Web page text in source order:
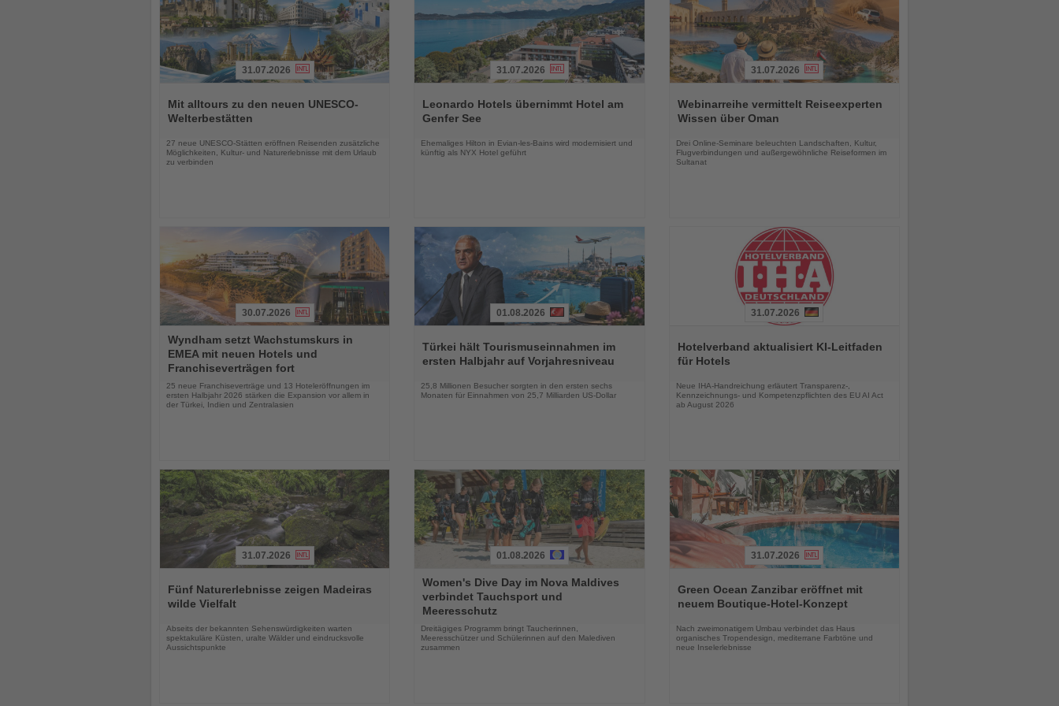
Sie
die
31.07.2026
Mit alltours zu den neuen UNESCO-
Welterbestätten
27 neue UNESCO-Stätten eröffnen Reisenden zusätzliche
Möglichkeiten, Kultur- und Naturerlebnisse mit dem Urlaub
zu verbinden
Sie
die
31.07.2026
Leonardo Hotels übernimmt Hotel am
Genfer See
Ehemaliges Hilton in Evian-les-Bains wird modernisiert und
künftig als NYX Hotel geführt
Sie
die
31.07.2026
Webinarreihe vermittelt Reiseexperten
Wissen über Oman
Drei Online-Seminare beleuchten Landschaften, Kultur,
Flugverbindungen und außergewöhnliche Reiseformen im
Sultanat
Sie
die
Nachrichten
30.07.2026
Wyndham setzt Wachstumskurs in
EMEA mit neuen Hotels und
Franchiseverträgen fort
25 neue Franchiseverträge und 13 Hoteleröffnungen im
ersten Halbjahr 2026 stärken die Expansion vor allem in
der Türkei, Indien und Zentralasien
Sie
die
01.08.2026
Türkei hält Tourismuseinnahmen im
ersten Halbjahr auf Vorjahresniveau
25,8 Millionen Besucher sorgten in den ersten sechs
Monaten für Einnahmen von 25,7 Milliarden US-Dollar
Sie
die
31.07.2026
Hotelverband aktualisiert KI-Leitfaden
für Hotels
Neue IHA-Handreichung erläutert Transparenz-,
Kennzeichnungs- und Kompetenzpflichten des EU AI Act
ab August 2026
Sie
die
31.07.2026
Fünf Naturerlebnisse zeigen Madeiras
wilde Vielfalt
Abseits der bekannten Sehenswürdigkeiten warten
spektakuläre Küsten, uralte Wälder und eindrucksvolle
Aussichtspunkte
Sie
die
Nachrichten
01.08.2026
Women's Dive Day im Nova Maldives
verbindet Tauchsport und
Meeresschutz
Dreitägiges Programm bringt Taucherinnen,
Meeresschützer und Schülerinnen auf den Malediven
zusammen
Sie
die
31.07.2026
Green Ocean Zanzibar eröffnet mit
neuem Boutique-Hotel-Konzept
Nach zweimonatigem Umbau verbindet das Haus
organisches Tropendesign, mediterrane Farbtöne und
neue Inselerlebnisse